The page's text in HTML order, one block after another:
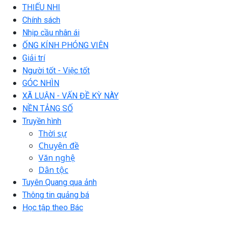
THIẾU NHI
Chính sách
Nhịp cầu nhân ái
ỐNG KÍNH PHÓNG VIÊN
Giải trí
Người tốt - Việc tốt
GÓC NHÌN
XÃ LUẬN - VẤN ĐỀ KỲ NÀY
NỀN TẢNG SỐ
Truyền hình
Thời sự
Chuyên đề
Văn nghệ
Dân tộc
Tuyên Quang qua ảnh
Thông tin quảng bá
Học tập theo Bác